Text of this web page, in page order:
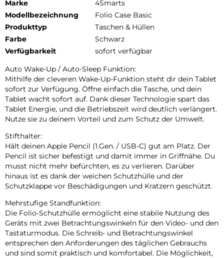
Marke
4Smarts
Modellbezeichnung
Folio Case Basic
Produkttyp
Taschen & Hüllen
Farbe
Schwarz
Verfügbarkeit
sofort verfügbar
Auto Wake-Up / Auto-Sleep Funktion:
Mithilfe der cleveren Wake-Up-Funktion steht dir dein Tablet
sofort zur Verfügung. Öffne einfach die Tasche, und dein
Tablet wacht sofort auf. Dank dieser Technologie spart das
Tablet Energie, und die Betriebszeit wird deutlich verlängert.
Nutze sie zu deinem Vorteil und zum Schutz der Umwelt.
Stifthalter:
Hält deinen Apple Pencil (1.Gen. / USB-C) gut am Platz. Der
Pencil ist sicher befestigt und damit immer in Griffnähe. Du
musst nicht mehr befürchten, es zu verlieren. Darüber
hinaus ist es dank der weichen Schutzhülle und der
Schutzklappe vor Beschädigungen und Kratzern geschützt.
Mehrstufige Standfunktion:
Die Folio-Schutzhülle ermöglicht eine stabile Nutzung des
Geräts mit zwei Betrachtungswinkeln für den Video- und den
Tastaturmodus. Die Schreib- und Betrachtungswinkel
entsprechen den Anforderungen des täglichen Gebrauchs
und sind somit praktisch und komfortabel. Die Möglichkeit,